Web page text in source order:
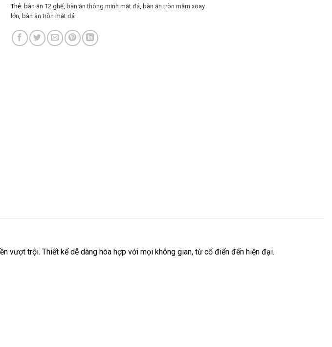
Thẻ: bàn ăn 12 ghế bàn ăn thông minh mặt đá bàn ăn tròn mâm xoay
lớn bàn ăn tròn mặt đá
vượt trội. Thiết kế dễ dàng hòa hợp với mọi không gian, từ cổ điển đến hiện đại.